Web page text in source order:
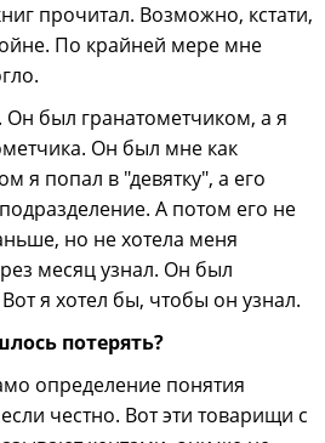
прочитал. Возможно, кстати,
По крайней мере мне
был гранатометчиком, а я
Он был мне как
я попал в "девятку", а его
А потом его не
но не хотела меня
месяц узнал. Он был
я хотел бы, чтобы он узнал.
потерять?
определение понятия
честно. Вот эти товарищи с